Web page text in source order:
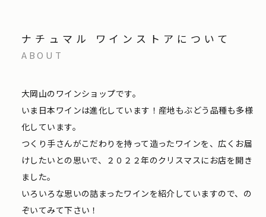
ナチュマル ワインストアについて
ABOUT
大岡山のワインショップです。
いま日本ワインは進化しています！産地もぶどう品種も多様
化しています。
つくり手さんがこだわりを持って造ったワインを、広くお届
けしたいとの思いで、２０２２年のクリスマスにお店を開き
ました。
いろいろな思いの詰まったワインを紹介していますので、の
ぞいてみて下さい！